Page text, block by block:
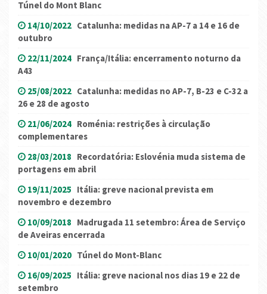
Túnel do Mont Blanc
14/10/2022 Catalunha: medidas na AP-7 a 14 e 16 de
outubro
22/11/2024 França/Itália: encerramento noturno da
A43
25/08/2022 Catalunha: medidas no AP-7, B-23 e C-32 a
26 e 28 de agosto
21/06/2024 Roménia: restrições à circulação
complementares
28/03/2018 Recordatória: Eslovénia muda sistema de
portagens em abril
19/11/2025 Itália: greve nacional prevista em
novembro e dezembro
10/09/2018 Madrugada 11 setembro: Área de Serviço
de Aveiras encerrada
10/01/2020 Túnel do Mont-Blanc
16/09/2025 Itália: greve nacional nos dias 19 e 22 de
setembro